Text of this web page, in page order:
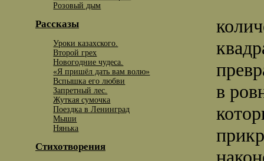
Розовый дым
Рассказы
Уроки казахского.
Второй грех
Новогодние чудеса.
«Я пришёл дать вам волю»
Вспышка его любви
Запретный лес.
Жуткая сумочка
Поездка в Ленинград
Мыши
Нянька
Стихотворения
в